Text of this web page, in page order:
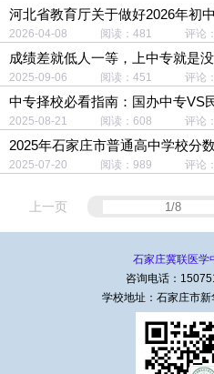
河北省教育厅关于做好2026年初
2026-04-08 阅读：481 评论
成绩差就低人一等，上中专就是
能逆袭！
2025-09-06 阅读：451 评论
中专择校必看指南：国办中专VS
2025-08-21 阅读：608 评论
2025年石家庄市普通高中学校分
2025-07-20 阅读：989 评论
上一页
石家庄冀联医学
咨询电话：
学校地址：石家庄市